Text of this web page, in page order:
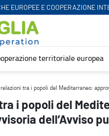
EUROPEE E COOPERAZIONE
territoriale europea
approvazione graduatoria
relazioni tra i popoli del Mediterraneo:
i popoli del
dell’Avviso